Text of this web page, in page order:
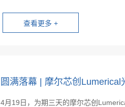
圆满落幕 | 摩尔芯创Lumerical
4月19日，为期三天的摩尔芯创